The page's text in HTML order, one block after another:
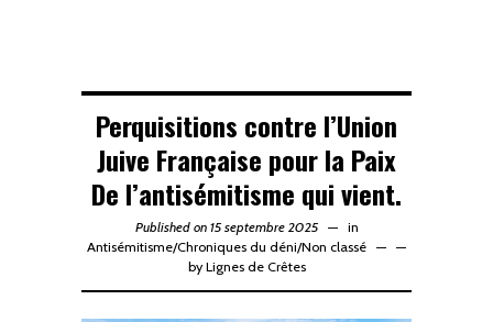
Perquisitions contre l’Union
Juive Française pour la Paix
De l’antisémitisme qui vient.
Published on 15 septembre 2025
in
Antisémitisme/Chroniques du déni/Non classé
—
by Lignes de Crêtes